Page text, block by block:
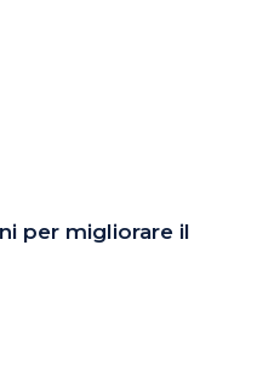
per migliorare il